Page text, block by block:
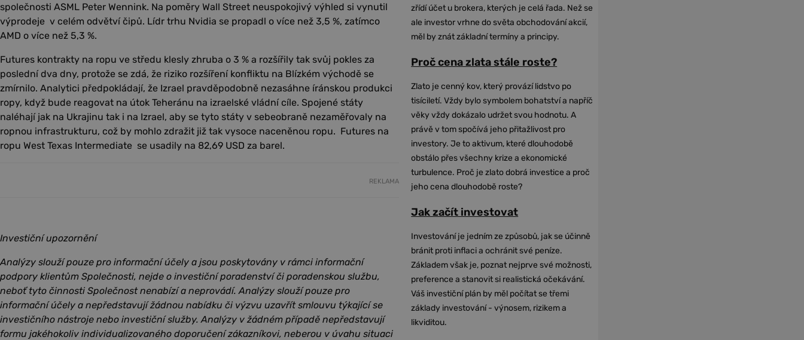
společnosti ASML Peter Wennink. Na poměry Wall Street neuspokojivý výhled si vynutil
výprodeje v celém odvětví čipů. Lídr trhu Nvidia se propadl o více než 3,5 %, zatímco
AMD o více než 5,3 %.
Futures kontrakty na ropu ve středu klesly zhruba o 3 % a rozšířily tak svůj pokles za
poslední dva dny, protože se zdá, že riziko rozšíření konfliktu na Blízkém východě se
zmírnilo. Analytici předpokládají, že Izrael pravděpodobně nezasáhne íránskou produkci
ropy, když bude reagovat na útok Teheránu na izraelské vládní cíle. Spojené státy
naléhají jak na Ukrajinu tak i na Izrael, aby se tyto státy v sebeobraně nezaměřovaly na
ropnou infrastrukturu, což by mohlo zdražit již tak vysoce naceněnou ropu. Futures na
ropu West Texas Intermediate se usadily na 82,69 USD za barel.
REKLAMA
Investiční upozornění
Analýzy slouží pouze pro informační účely a jsou poskytovány v rámci informační
podpory klientům Společnosti, nejde o investiční poradenství či poradenskou službu,
neboť tyto činnosti Společnost nenabízí a neprovádí. Analýzy slouží pouze pro
informační účely a nepředstavují žádnou nabídku či výzvu uzavřít smlouvu týkající se
investičního nástroje nebo investiční služby. Analýzy v žádném případě nepředstavují
formu jakéhokoliv individualizovaného doporučení zákazníkovi, neberou v úvahu situaci
zřídí účet u brokera, kterých je celá řada. Než se
ale investor vrhne do světa obchodování akcií,
měl by znát základní termíny a principy.
Proč cena zlata stále roste?
Zlato je cenný kov, který provází lidstvo po
tisíciletí. Vždy bylo symbolem bohatství a napříč
věky vždy dokázalo udržet svou hodnotu. A
právě v tom spočívá jeho přitažlivost pro
investory. Je to aktivum, které dlouhodobě
obstálo přes všechny krize a ekonomické
turbulence. Proč je zlato dobrá investice a proč
jeho cena dlouhodobě roste?
Jak začít investovat
Investování je jedním ze způsobů, jak se účinně
bránit proti inflaci a ochránit své peníze.
Základem však je, poznat nejprve své možnosti,
preference a stanovit si realistická očekávání.
Váš investiční plán by měl počítat se třemi
základy investování - výnosem, rizikem a
likviditou.